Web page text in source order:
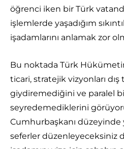
öğrenci iken bir Türk
işlemlerde yaşadığım
işadamlarını anlamak zor
Bu noktada Türk
ticari, stratejik vizyonları
giydiremediğini ve paralel
seyredemediklerini
Cumhurbaşkanı düzeyinde
seferler düzenleyeceksiniz